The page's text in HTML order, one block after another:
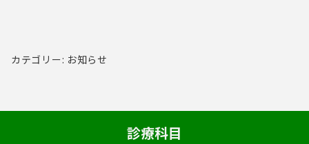
カテゴリー: お知らせ
診療科目